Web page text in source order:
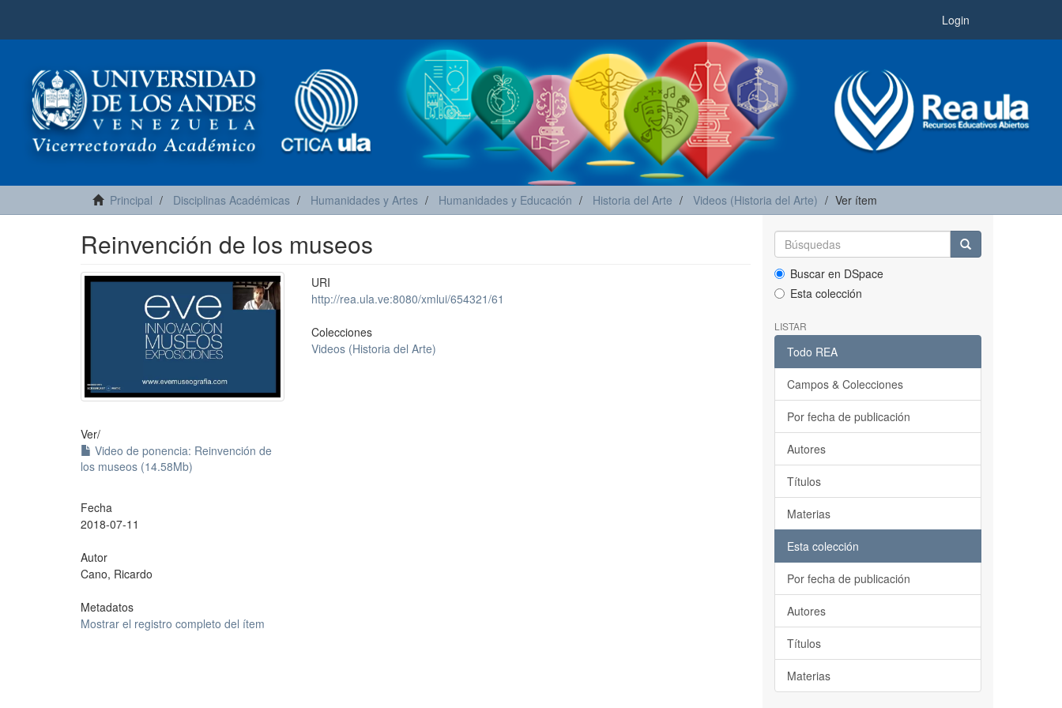
Login
Principal Disciplinas Académicas Humanidades y Artes Humanidades y Educación Historia del Arte Videos (Historia del Arte) Ver ítem
Reinvención de los museos
Ver/
Video de ponencia: Reinvención de
los museos (14.58Mb)
Fecha
2018-07-11
Autor
Cano, Ricardo
Metadatos
Mostrar el registro completo del ítem
URI
http://rea.ula.ve:8080/xmlui/654321/61
Colecciones
Videos (Historia del Arte)
Buscar en DSpace
Esta colección
LISTAR
Todo REA
Campos & Colecciones
Por fecha de publicación
Autores
Títulos
Materias
Esta colección
Por fecha de publicación
Autores
Títulos
Materias